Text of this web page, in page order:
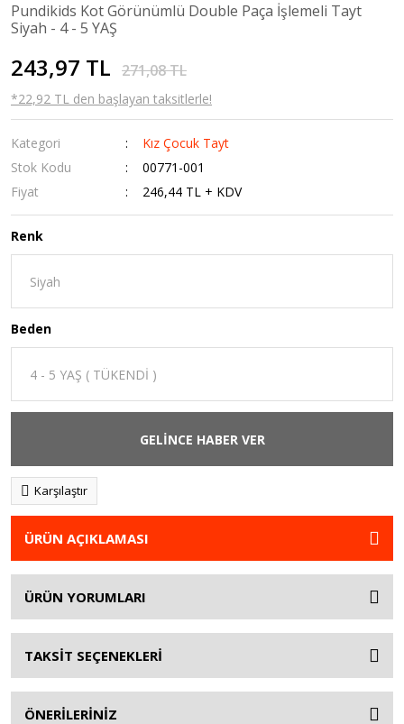
Pundikids Kot Görünümlü Double Paça İşlemeli Tayt
Siyah - 4 - 5 YAŞ
243,97 TL 271,08 TL
*22,92 TL den başlayan taksitlerle!
Kategori
Kız Çocuk Tayt
Stok Kodu
00771-001
Fiyat
246,44 TL + KDV
Renk
Beden
GELİNCE HABER VER
Karşılaştır
ÜRÜN AÇIKLAMASI
ÜRÜN YORUMLARI
TAKSİT SEÇENEKLERİ
ÖNERİLERİNİZ